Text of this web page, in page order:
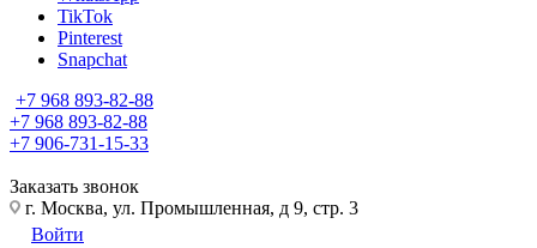
TikTok
Pinterest
Snapchat
+7 968 893-82-88
+7 968 893-82-88
+7 906-731-15-33
Заказать звонок
г. Москва, ул. Промышленная, д 9, стр. 3
Войти